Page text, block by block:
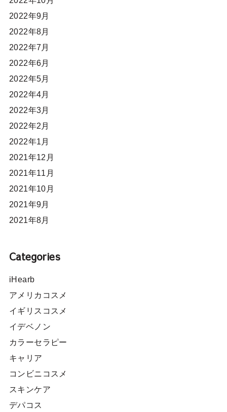
2022年9月
2022年8月
2022年7月
2022年6月
2022年5月
2022年4月
2022年3月
2022年2月
2022年1月
2021年12月
2021年11月
2021年10月
2021年9月
2021年8月
Categories
iHearb
アメリカコスメ
イギリスコスメ
イデベノン
カラーセラピー
キャリア
コンビニコスメ
スキンケア
デパコス